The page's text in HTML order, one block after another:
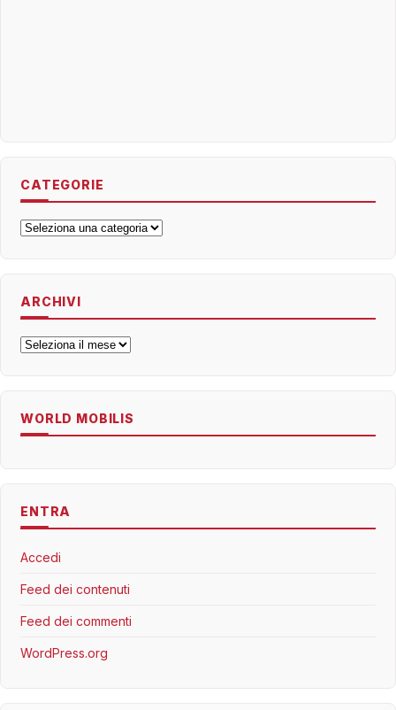
CATEGORIE
Categorie
ARCHIVI
Archivi
WORLD MOBILIS
ENTRA
Accedi
Feed dei contenuti
Feed dei commenti
WordPress.org